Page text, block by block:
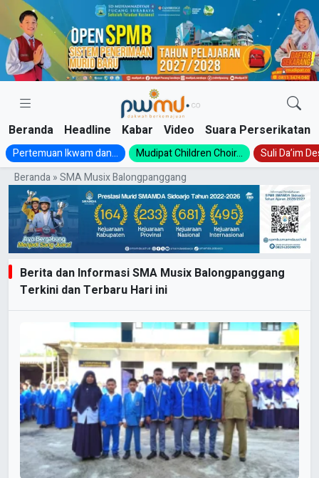
Skip
content
Beranda Headline Kabar Video Suara Perserikatan
Pertemuan Ikwam dan... Mudipat Children Choir...
Suli Da’im
Beranda»SMA Musix Balongpanggang
Berita dan Informasi SMA Musix Balongpanggang
Terkini dan Terbaru Hari ini